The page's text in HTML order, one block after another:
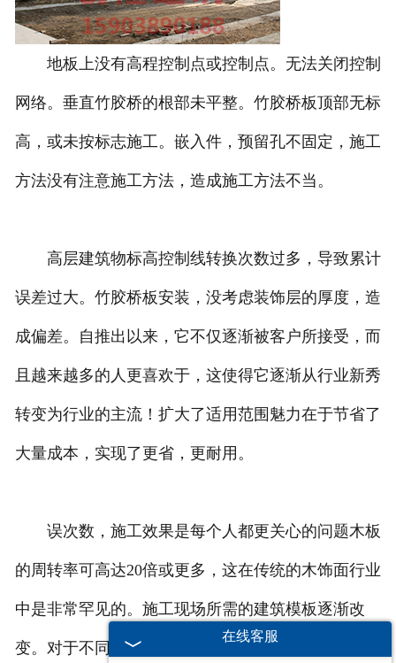
地板上没有高程控制点或控制点。无法关闭控制
网络。垂直竹胶桥的根部未平整。竹胶桥板顶部无标
高，或未按标志施工。嵌入件，预留孔不固定，施工
方法没有注意施工方法，造成施工方法不当。
高层建筑物标高控制线转换次数过多，导致累计
误差过大。竹胶桥板安装，没考虑装饰层的厚度，造
成偏差。自推出以来，它不仅逐渐被客户所接受，而
且越来越多的人更喜欢于，这使得它逐渐从行业新秀
转变为行业的主流！扩大了适用范围魅力在于节省了
大量成本，实现了更省，更耐用。
误次数，施工效果是每个人都更关心的问题木板
的周转率可高达20倍或更多，这在传统的木饰面行业
中是非常罕见的。施工现场所需的建筑模板逐渐改
变。对于不同的高层建筑，希望有匹配的墙板和屋顶
在线客服